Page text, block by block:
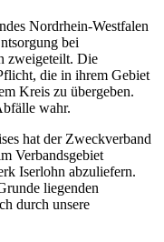
Nordrhein-Westfalen
bei
zweigeteilt. Die
die in ihrem Gebiet
Kreis zu übergeben.
wahr.
hat der Zweckverband
Verbandsgebiet
Iserlohn abzuliefern.
liegenden
durch unsere